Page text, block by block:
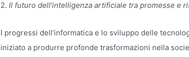
2. Il futuro dell’intelligenza artificiale tra promesse e
I progressi dell’informatica e lo sviluppo delle
iniziato a produrre profonde trasformazioni nella